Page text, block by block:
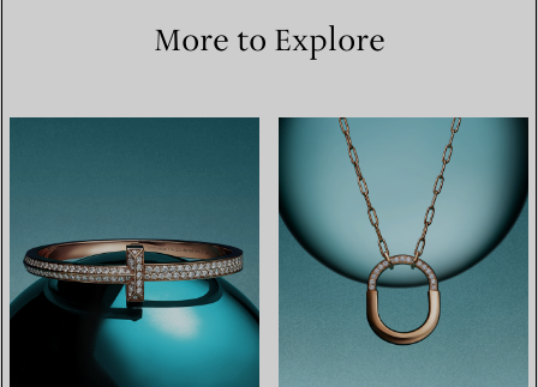
More to Explore